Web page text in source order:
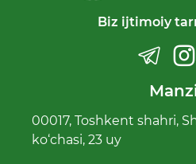
Biz ijtimoiy
00017, Toshkent shahri,
ko‘chasi, 23 uy